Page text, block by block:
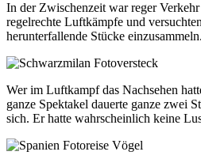
In der Zwischenzeit war reger
regelrechte Luftkämpfe und
herunterfallende Stücke einzusammeln.
Wer im Luftkampf das Nachsehen
ganze Spektakel dauerte ganze zwei
sich. Er hatte wahrscheinlich keine